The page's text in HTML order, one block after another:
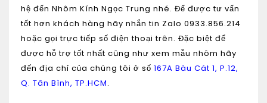
hệ đến Nhôm Kính Ngọc Trung nhé. Để được tư vấn
tốt hơn khách hàng hãy nhắn tin Zalo 0933.856.214
hoặc gọi trực tiếp số điện thoại trên. Đặc biệt để
được hỗ trợ tốt nhất cũng như xem mẫu nhôm hãy
đến địa chỉ của chúng tôi ở số 167A Bàu Cát 1, P.12,
Q. Tân Bình, TP.HCM.